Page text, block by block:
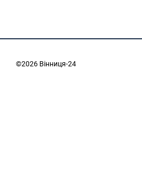
©2026 Вінниця-24